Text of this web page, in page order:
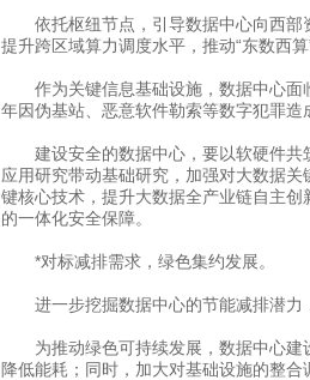
依托枢纽节点，引导数据中心向西部
提升跨区域算力调度水平，推动“东数西
作为关键信息基础设施，数据中心面
年因伪基站、恶意软件勒索等数字犯罪造
建设安全的数据中心，要以软硬件共
应用研究带动基础研究，加强对大数据
键核心技术，提升大数据全产业链自主
的一体化安全保障。
*对标减排需求，绿色集约发展。
进一步挖掘数据中心的节能减排潜力，
为推动绿色可持续发展，数据中心建
降低能耗；同时，加大对基础设施的整